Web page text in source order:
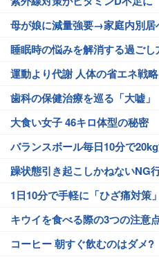
母が娘に減量強要→家庭内別居
睡眠時の悩みを解消する過ごし
運動より代謝 人体の省エネ戦略
歯科の保健治療を巡る「大嘘」
大食い女子 46キロ体型の秘密
バランスボール毎日10分で
躁状態引き起こしかねないNG
1日10分で手軽に「ひざ痛対策」
キウイを食べる際の3つの注意
コーヒー 朝すぐ飲むのはダメ?